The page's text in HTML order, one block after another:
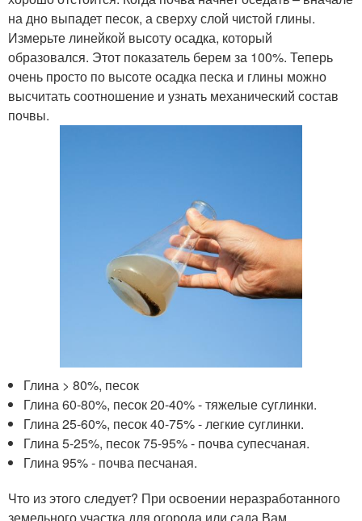
на дно выпадет песок, а сверху слой чистой глины.
Измерьте линейкой высоту осадка, который
образовался. Этот показатель берем за 100%. Теперь
очень просто по высоте осадка песка и глины можно
высчитать соотношение и узнать механический состав
почвы.
Глина > 80%, песок
Глина 60-80%, песок 20-40% - тяжелые суглинки.
Глина 25-60%, песок 40-75% - легкие суглинки.
Глина 5-25%, песок 75-95% - почва супесчаная.
Глина 95% - почва песчаная.
Что из этого следует? При освоении неразработанного
земельного участка для огорода или сада Вам